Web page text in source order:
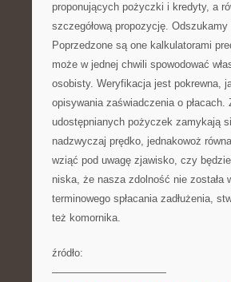
proponujących pożyczki i kredyty, a
szczegółową propozycję.
Poprzedzone są one kalkulatorami
może w jednej chwili spowodować
osobisty. Weryfikacja jest pokrewna,
opisywania zaświadczenia o
udostępnianych pożyczek zamykają
nadzwyczaj prędko, jednakowoż
wziąć pod uwagę zjawisko, czy
niska, że nasza zdolność nie została
terminowego spłacania zadłużenia,
też komornika.
źródło:
———————————